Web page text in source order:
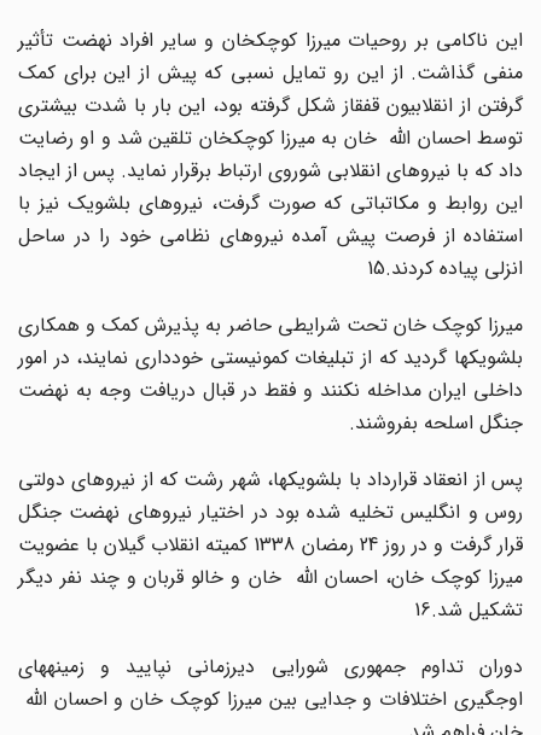
این ناکامی بر روحیات میرزا کوچکخان و سایر افراد نهضت تأثیر
منفی گذاشت. از این رو تمایل نسبی که پیش از این برای کمک
گرفتن از انقلابیون قفقاز شکل گرفته بود، این بار با شدت بیشتری
توسط احسان الله خان به میرزا کوچکخان تلقین شد و او رضایت
داد که با نیروهای انقلابی شوروی ارتباط برقرار نماید. پس از ایجاد
این روابط و مکاتباتی که صورت گرفت، نیروهای بلشویک نیز با
استفاده از فرصت پیش آمده نیروهای نظامی خود را در ساحل
انزلی پیاده کردند.15
میرزا کوچک خان تحت شرایطی حاضر به پذیرش کمک و همکاری
بلشویکها گردید که از تبلیغات کمونیستی خودداری نمایند، در امور
داخلی ایران مداخله نکنند و فقط در قبال دریافت وجه به نهضت
جنگل اسلحه بفروشند.
پس از انعقاد قرارداد با بلشویکها، شهر رشت که از نیروهای دولتی
روس و انگلیس تخلیه شده بود در اختیار نیروهای نهضت جنگل
قرار گرفت و در روز 24 رمضان 1338 کمیته انقلاب گیلان با عضویت
میرزا کوچک خان، احسان الله خان و خالو قربان و چند نفر دیگر
تشکیل شد.16
دوران تداوم جمهوری شورایی دیرزمانی نپایید و زمینههای
اوجگیری اختلافات و جدایی بین میرزا کوچک خان و احسان الله